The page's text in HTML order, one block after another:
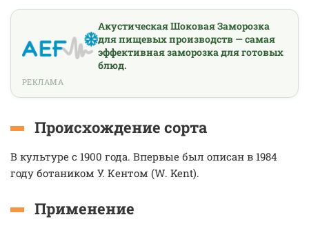
Акустическая Шоковая Заморозка
для пищевых производств — самая
эффективная заморозка для готовых
блюд.
РЕКЛАМА
Происхождение сорта
В культуре с 1900 года. Впервые был описан в 1984
году ботаником У. Кентом (W. Kent).
Применение